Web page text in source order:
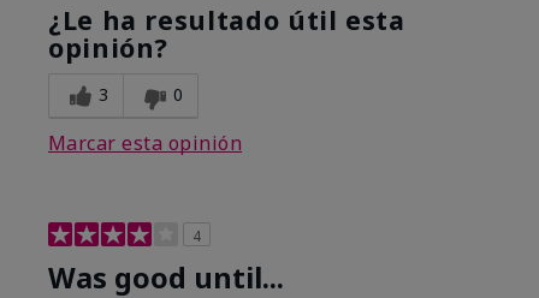
¿Le ha resultado útil esta
opinión?
3 0
Marcar esta opinión
4
Was good until...